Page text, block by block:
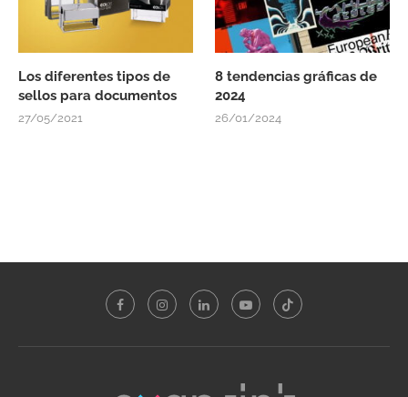
Los diferentes tipos de
sellos para documentos
27/05/2021
8 tendencias gráficas de
2024
26/01/2024